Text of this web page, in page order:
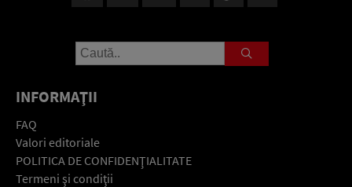
INFORMAŢII
FAQ
Valori editoriale
POLITICA DE CONFIDENŢIALITATE
Termeni şi condiţii